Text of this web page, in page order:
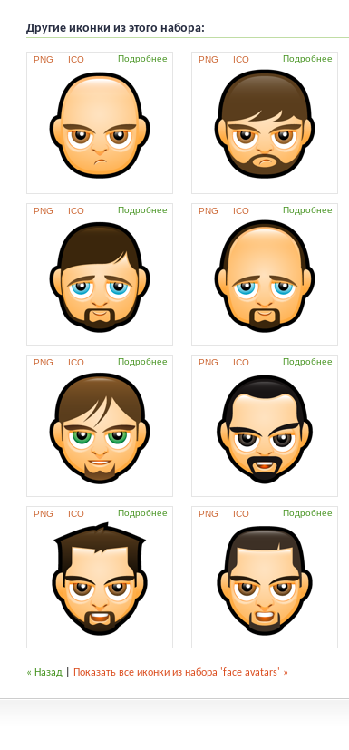
Другие иконки из этого набора:
PNG ICO Подробнее PNG ICO Подробнее
PNG ICO Подробнее PNG ICO Подробнее
PNG ICO Подробнее PNG ICO Подробнее
PNG ICO Подробнее PNG ICO Подробнее
« Назад Показать все иконки из набора 'face avatars' »